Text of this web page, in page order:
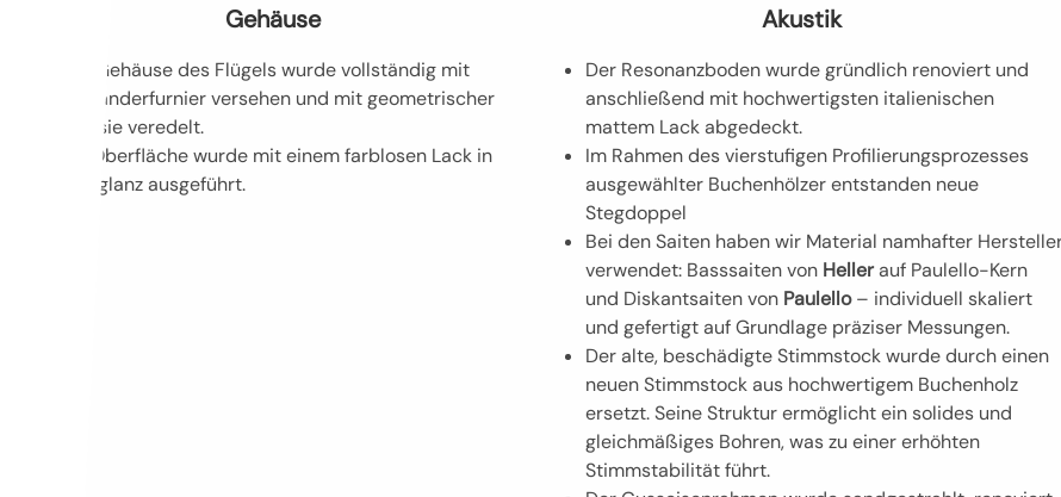
Gehäuse
Das Gehäuse des Flügels wurde vollständig mit
Palisanderfurnier versehen und mit geometrischer
Intarsie veredelt.
Die Oberfläche wurde mit einem farblosen Lack in
Halbglanz ausgeführt.
Akustik
Der Resonanzboden wurde gründlich renoviert und
anschließend mit hochwertigsten italienischen
mattem Lack abgedeckt.
Im Rahmen des vierstufigen Profilierungsprozesses
ausgewählter Buchenhölzer entstanden neue
Stegdoppel
Bei den Saiten haben wir Material namhafter
verwendet: Basssaiten von Hellerauf Paulello-Kern
und Diskantsaiten von Paulello– individuell skaliert
und gefertigt auf Grundlage präziser Messungen.
Der alte, beschädigte Stimmstock wurde durch einen
neuen Stimmstock aus hochwertigem Buchenholz
ersetzt. Seine Struktur ermöglicht ein solides und
gleichmäßiges Bohren, was zu einer erhöhten
Stimmstabilität führt.